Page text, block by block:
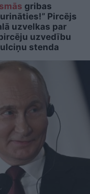
gribas
Pircējs
uzvelkas par
uzvedību
stenda